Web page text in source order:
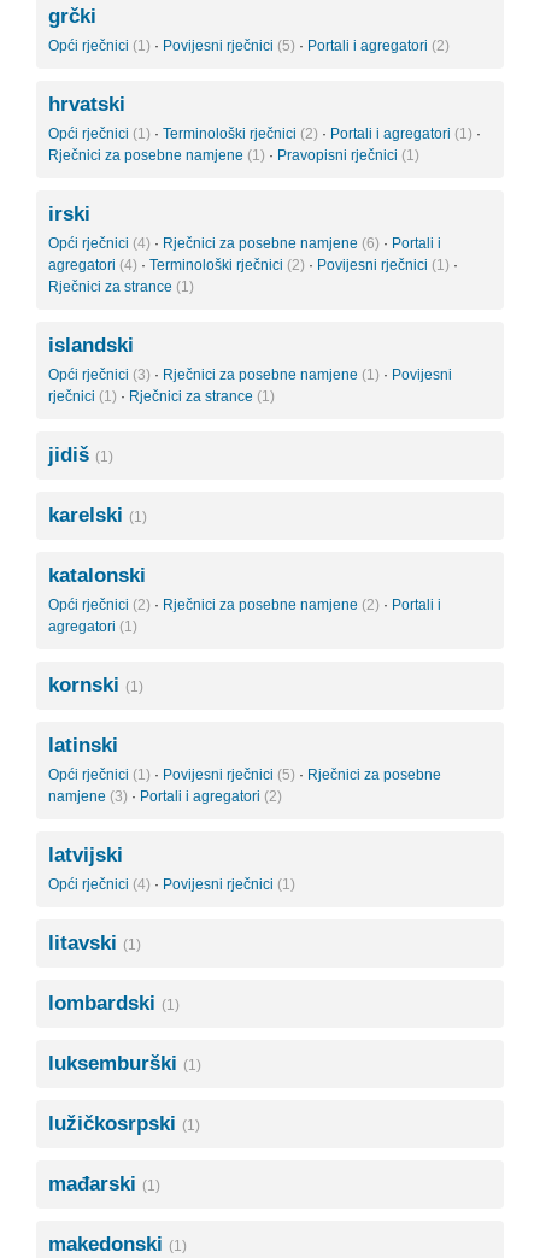
grčki
Opći rječnici (1) · Povijesni rječnici (5) · Portali i agregatori (2)
hrvatski
Opći rječnici (1) · Terminološki rječnici (2) · Portali i agregatori (1) ·
Rječnici za posebne namjene (1) · Pravopisni rječnici (1)
irski
Opći rječnici (4) · Rječnici za posebne namjene (6) · Portali i
agregatori (4) · Terminološki rječnici (2) · Povijesni rječnici (1) ·
Rječnici za strance (1)
islandski
Opći rječnici (3) · Rječnici za posebne namjene (1) · Povijesni
rječnici (1) · Rječnici za strance (1)
jidiš (1)
karelski (1)
katalonski
Opći rječnici (2) · Rječnici za posebne namjene (2) · Portali i
agregatori (1)
kornski (1)
latinski
Opći rječnici (1) · Povijesni rječnici (5) · Rječnici za posebne
namjene (3) · Portali i agregatori (2)
latvijski
Opći rječnici (4) · Povijesni rječnici (1)
litavski (1)
lombardski (1)
luksemburški (1)
lužičkosrpski (1)
mađarski (1)
makedonski (1)